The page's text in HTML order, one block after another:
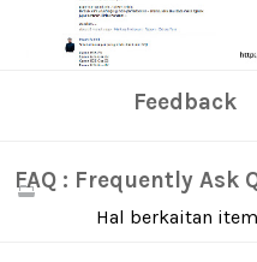
Feedback
FAQ : Frequently Ask
Hal berkaitan item